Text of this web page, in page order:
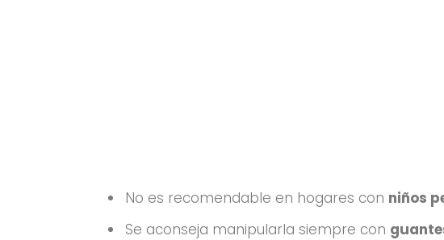
No es recomendable en hogares con niños
Se aconseja manipularla siempre con